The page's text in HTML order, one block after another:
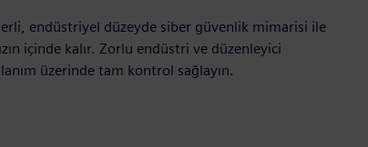
endüstriyel düzeyde siber güvenlik mimarisi ile
içinde kalır. Zorlu endüstri ve düzenleyici
üzerinde tam kontrol sağlayın.